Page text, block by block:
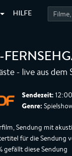
HILFE
- live aus
Sendezeit:
Genre:
Sendung mit
für die Sendung
gefällt diese Sendung